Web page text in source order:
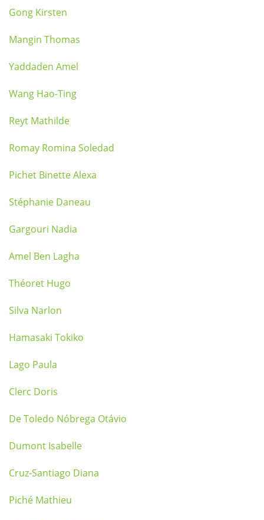
Gong Kirsten
Mangin Thomas
Yaddaden Amel
Wang Hao-Ting
Reyt Mathilde
Romay Romina Soledad
Pichet Binette Alexa
Stéphanie Daneau
Gargouri Nadia
Amel Ben Lagha
Théoret Hugo
Silva Narlon
Hamasaki Tokiko
Lago Paula
Clerc Doris
De Toledo Nóbrega Otávio
Dumont Isabelle
Cruz-Santiago Diana
Piché Mathieu